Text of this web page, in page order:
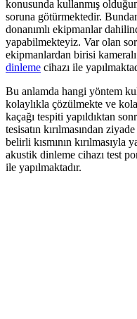
konusunda kullanmış
soruna götürmektedir.
donanımlı ekipmanlar
yapabilmekteyiz. Var olan
ekipmanlardan birisi
dinleme cihazı ile
Bu anlamda hangi yöntem
kolaylıkla çözülmekte ve
kaçağı tespiti yapıldıktan
tesisatın kırılmasından
belirli kısmının kırılmasıyla
akustik dinleme cihazı test
ile yapılmaktadır.